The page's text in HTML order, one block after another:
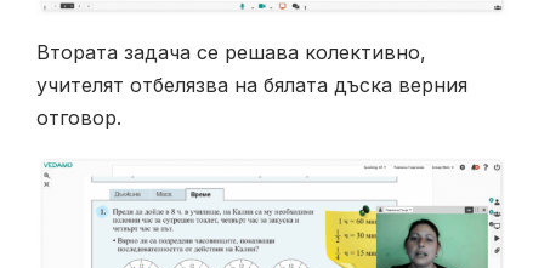
Втората задача се решава колективно,
учителят отбелязва на бялата дъска верния
отговор.